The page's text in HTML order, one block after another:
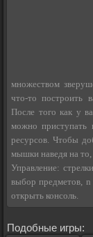
множеством
что-то построить
После того как у
можно приступать
ресурсов. Чтобы
мышки наведя на то,
Управление:
выбор предметов, n
открыть консоль.
Подобные игры: